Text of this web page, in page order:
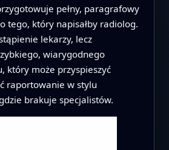
pełny, paragrafowy
tego, który napisałby radiolog.
lekarzy, lecz
wiarygodnego
który może przyspieszyć
raportowanie w stylu
brakuje specjalistów.